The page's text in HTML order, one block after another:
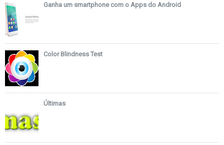
Ganha um smartphone com o Apps do Android
Color Blindness Test
Últimas